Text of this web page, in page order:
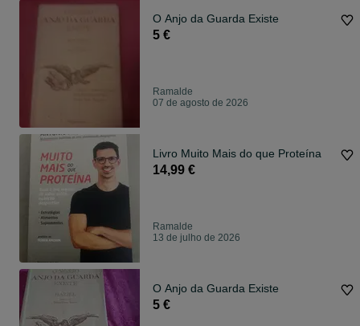
O Anjo da Guarda Existe
5 €
Ramalde
07 de agosto de 2026
Livro Muito Mais do que Proteína
14,99 €
Ramalde
13 de julho de 2026
O Anjo da Guarda Existe
5 €